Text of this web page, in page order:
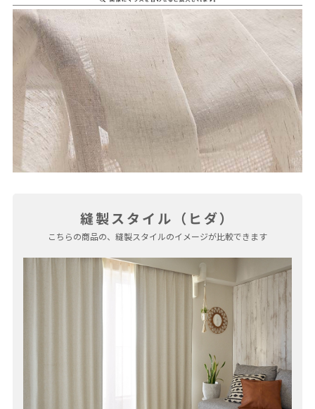
縫製スタイル（ヒダ）
こちらの商品の、縫製スタイルのイメージが比較できます